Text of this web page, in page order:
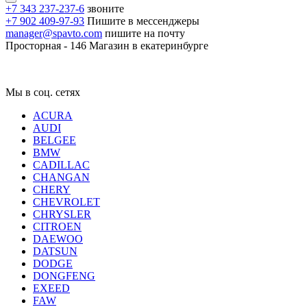
+7 343 237-237-6 звоните
+7 902 409-97-93 Пишите в мессенджеры
manager@spavto.com пишите на почту
Просторная - 146 Магазин в екатеринбурге
Мы в соц. сетях
ACURA
AUDI
BELGEE
BMW
CADILLAC
CHANGAN
CHERY
CHEVROLET
CHRYSLER
CITROEN
DAEWOO
DATSUN
DODGE
DONGFENG
EXEED
FAW